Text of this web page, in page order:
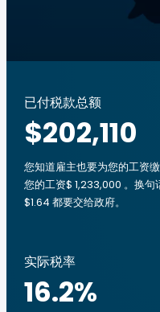
已付税款总额
$202,110
您知道雇主也要为您的工资
您的工资$ 1,233,000 。换句
$1.64 都要交给政府。
实际税率
16.2%